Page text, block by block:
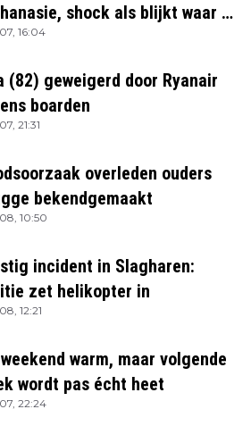
shock als blijkt waar ze
16:04
(82) geweigerd door Ryanair
boarden
21:31
overleden ouders
bekendgemaakt
10:50
incident in Slagharen:
zet helikopter in
12:21
warm, maar volgende
wordt pas écht heet
22:24